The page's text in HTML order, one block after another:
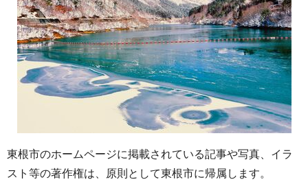
東根市のホームページに掲載されている記事や写真、イラ
スト等の著作権は、原則として東根市に帰属します。